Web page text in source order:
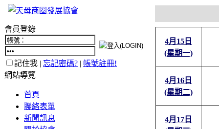
會員登錄
記住我 | 忘記密碼? | 帳號註冊!
網站導覽
首頁
聯絡表單
新聞訊息
4月15日
(星期一)
4月16日
(星期二)
4月17日